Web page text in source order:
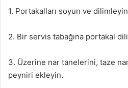
1. Portakalları soyun ve
2. Bir servis tabağına portakal
3. Üzerine nar tanelerini, taze
peyniri ekleyin.